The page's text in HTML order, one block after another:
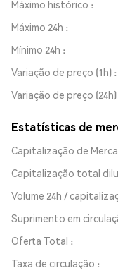
Máximo histórico
Máximo 24h
Mínimo 24h
Variação de preço (1h)
Variação de preço (24h)
Estatísticas de
Capitalização de
Capitalização total
Volume 24h /
Suprimento em
Oferta Total
Taxa de circulação